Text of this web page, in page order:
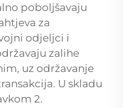
poboljšavaju
za
odjeljci i
zalihe
uz održavanje
U skladu
2.